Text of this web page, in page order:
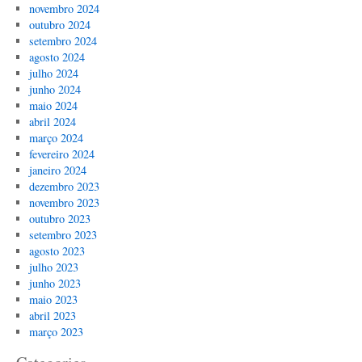
novembro 2024
outubro 2024
setembro 2024
agosto 2024
julho 2024
junho 2024
maio 2024
abril 2024
março 2024
fevereiro 2024
janeiro 2024
dezembro 2023
novembro 2023
outubro 2023
setembro 2023
agosto 2023
julho 2023
junho 2023
maio 2023
abril 2023
março 2023